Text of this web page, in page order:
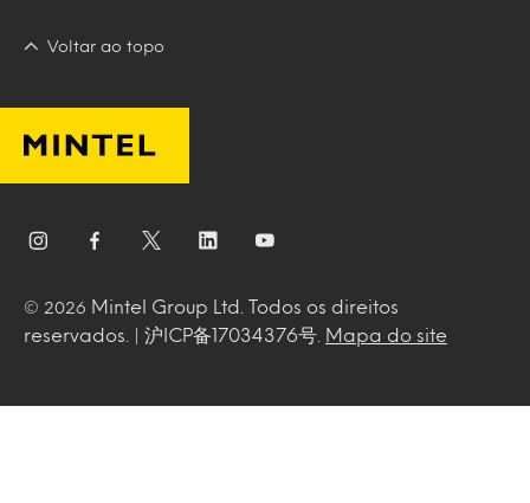
Voltar ao topo
© 2026
Mintel Group Ltd. Todos os direitos
reservados. | 沪ICP备17034376号.
Mapa do site